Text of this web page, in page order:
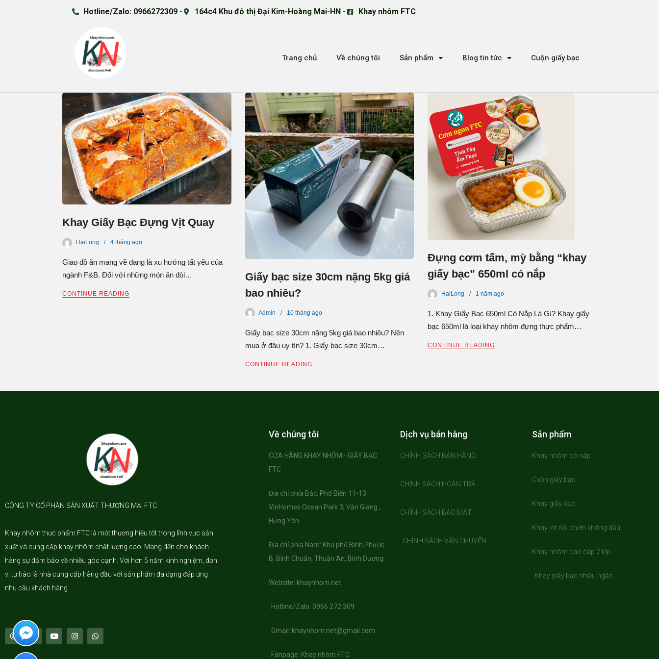
Hotline/Zalo: 0966272309 - 164c4 Khu đô thị Đại Kim-Hoàng Mai-HN - Khay nhôm FTC
Trang chủ Về chúng tôi Sản phẩm Blog tin tức Cuộn giấy bạc
Khay Giấy Bạc Đựng Vịt Quay
HaiLong 4 tháng ago
Giao đồ ăn mang về đang là xu hướng tất yếu của
ngành F&B. Đối với những món ăn đòi…
CONTINUE READING
Giấy bạc size 30cm nặng 5kg giá
bao nhiêu?
Admin 10 tháng ago
Giấy bạc size 30cm nặng 5kg giá bao nhiêu? Nên
mua ở đâu uy tín? 1. Giấy bạc size 30cm…
CONTINUE READING
Đựng cơm tấm, mỳ bằng “khay
giấy bạc” 650ml có nắp
HaiLong 1 năm ago
1. Khay Giấy Bạc 650ml Có Nắp Là Gì? Khay giấy
bạc 650ml là loại khay nhôm đựng thực phẩm…
CONTINUE READING
CÔNG TY CỔ PHẦN SẢN XUẤT THƯƠNG MẠI FTC
Khay nhômthực phẩm FTC là một thương hiệu tốt trong lĩnh vực sản
xuất và cung cấp khay nhôm chất lượng cao. Mang đến cho khách
hàng sự đảm bảo về nhiều góc cạnh. Với hơn 5 năm kinh nghiệm, đơn
vị tự hào là nhà cung cấp hàng đầu với sản phẩm đa dạng đáp ứng
nhu cầu khách hàng.
Về chúng tôi
CỬA HÀNG KHAY NHÔM - GIẤY BẠC
FTC
Địa chỉ phía Bắc: Phố Biển 11-13
VinHomes Ocean Park 3, Văn Giang ,
Hưng Yên.
Địa chỉ phía Nam: Khu phố Bình Phước
B, Bình Chuẩn, Thuận An, Bình Dương
Website: khaynhom.net
Hotline/Zalo: 0966.272.309
Gmail: khaynhom.net@gmail.com
Fanpage: Khay nhôm FTC
Dịch vụ bán hàng
CHÍNH SÁCH BÁN HÀNG
CHÍNH SÁCH HOÀN TRẢ
CHÍNH SÁCH BẢO MẬT
CHÍNH SÁCH VẬN CHUYỂN
Sản phẩm
Khay nhôm có nắp
Cuộn giấy bạc
Khay giấy bạc
Khay lót nồi chiên không dầu
Khay nhôm cao cấp 2 lớp
Khay giấy bạc nhiều ngăn